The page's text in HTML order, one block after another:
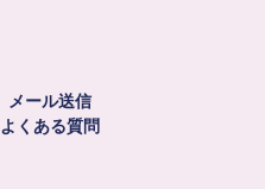
メール送信
よくある質問